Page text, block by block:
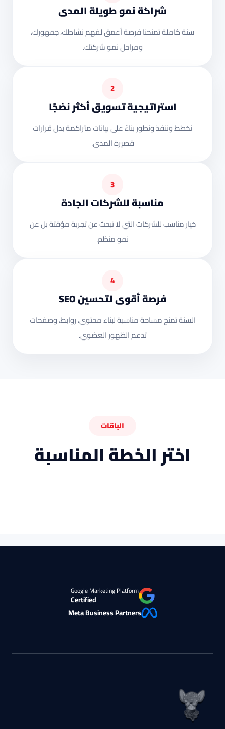
شراكة نمو طويلة المدى
سنة كاملة تمنحنا فرصة أعمق لفهم نشاطك، جمهورك،
ومراحل نمو شركتك.
2
استراتيجية تسويق أكثر نضجًا
نخطط وننفذ ونطور بناءً على بيانات متراكمة بدل قرارات
قصيرة المدى.
3
مناسبة للشركات الجادة
خيار مناسب للشركات التي لا تبحث عن تجربة مؤقتة بل عن
نمو منظم.
4
فرصة أقوى لتحسين SEO
السنة تمنح مساحة مناسبة لبناء محتوى، روابط، وصفحات
تدعم الظهور العضوي.
الباقات
اختر الخطة المناسبة
Google Marketing Platform
Certified
Meta Business Partners